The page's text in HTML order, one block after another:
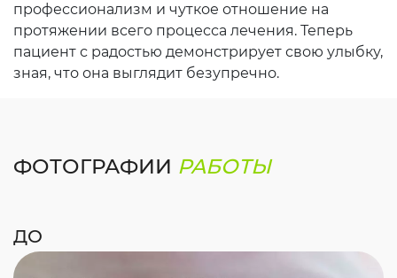
профессионализм и чуткое отношение на
протяжении всего процесса лечения. Теперь
пациент с радостью демонстрирует свою улыбку,
зная, что она выглядит безупречно.
ФОТОГРАФИИ РАБОТЫ
ДО